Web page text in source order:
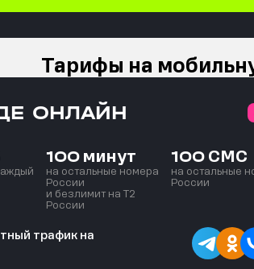
Тарифы на
ОНЛАЙН
100 минут
на остальные номера
России
и безлимит на T2
России
100 СМС
на остальные
России
трафик на